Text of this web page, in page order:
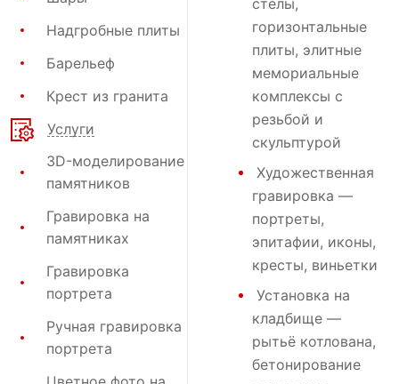
Надгробные плиты
Барельеф
Крест из гранита
Услуги
3D-моделирование
памятников
Гравировка на
памятниках
Гравировка
портрета
Ручная гравировка
портрета
стелы,
горизонтальные
плиты, элитные
мемориальные
комплексы с
резьбой и
скульптурой
Художественная
гравировка —
портреты,
эпитафии, иконы,
кресты, виньетки
Установка на
кладбище —
рытьё котлована,
бетонирование